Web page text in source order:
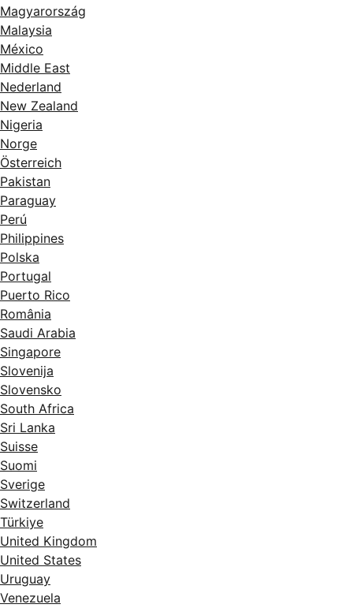
Magyarország
Malaysia
México
Middle East
Nederland
New Zealand
Nigeria
Norge
Österreich
Pakistan
Paraguay
Perú
Philippines
Polska
Portugal
Puerto Rico
România
Saudi Arabia
Singapore
Slovenija
Slovensko
South Africa
Sri Lanka
Suisse
Suomi
Sverige
Switzerland
Türkiye
United Kingdom
United States
Uruguay
Venezuela